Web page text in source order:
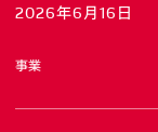
2026年6月16日
事業